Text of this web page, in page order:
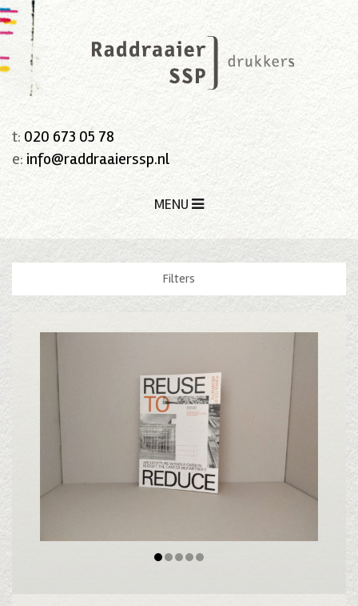
t: 020 673 05 78
e: info@raddraaierssp.nl
MENU
Filters